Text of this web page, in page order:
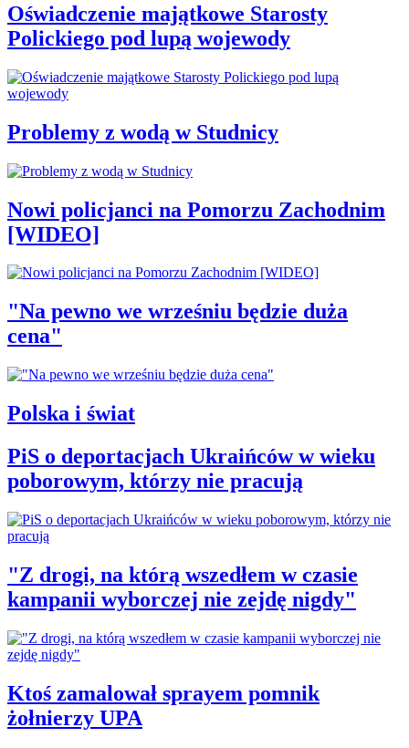
Oświadczenie majątkowe Starosty
Polickiego pod lupą wojewody
Problemy z wodą w Studnicy
Nowi policjanci na Pomorzu Zachodnim
[WIDEO]
"Na pewno we wrześniu będzie duża
cena"
Polska i świat
PiS o deportacjach Ukraińców w wieku
poborowym, którzy nie pracują
"Z drogi, na którą wszedłem w czasie
kampanii wyborczej nie zejdę nigdy"
Ktoś zamalował sprayem pomnik
żołnierzy UPA